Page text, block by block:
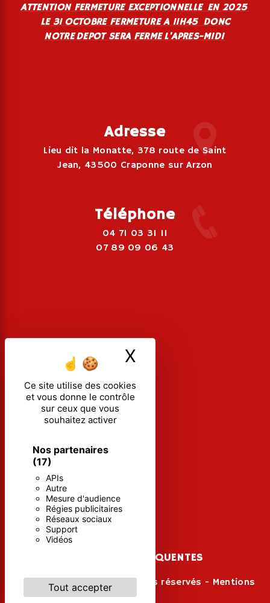
Ce site utilise des cookies
et vous donne le contrôle
sur ceux que vous
souhaitez activer
Nos partenaires
(17)
APIs
Autre
Mesure d'audience
Régies publicitaires
Réseaux sociaux
Support
Vidéos
Tout accepter
X
ATTENTION FERMETURE EXCEPTIONNELLE EN 2025
LE 31 OCTOBRE FERMETURE A 11H45 DONC
NOTRE DEPOT SERA FERME L'APRES-MIDI
Adresse
Lieu dit la Monatte, 378 route de Saint
Jean, 43500 Craponne sur Arzon
Téléphone
04 71 03 31 11
07 89 09 06 43
RECHERCHES FRÉQUENTES
Vistalid - 2026 - Tous droits réservés - Mentions
légales